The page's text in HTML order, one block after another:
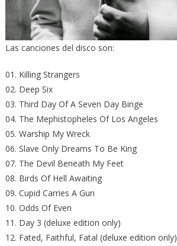
Las canciones del disco son:
01. Killing Strangers
02. Deep Six
03. Third Day Of A Seven Day Binge
04. The Mephistopheles Of Los Angeles
05. Warship My Wreck
06. Slave Only Dreams To Be King
07. The Devil Beneath My Feet
08. Birds Of Hell Awaiting
09. Cupid Carries A Gun
10. Odds Of Even
11. Day 3 (deluxe edition only)
12. Fated, Faithful, Fatal (deluxe edition only)